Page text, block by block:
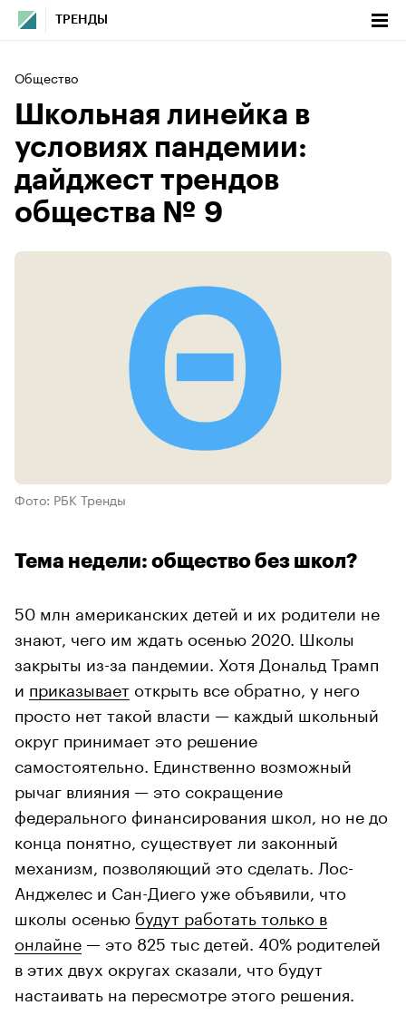
ТРЕНДЫ
Общество
Школьная линейка в
условиях пандемии:
дайджест трендов
общества № 9
Фото: РБК Тренды
Тема недели: общество без школ?
50 млн американских детей и их родители не
знают, чего им ждать осенью 2020. Школы
закрыты из-за пандемии. Хотя Дональд Трамп
и приказывает открыть все обратно, у него
просто нет такой власти — каждый школьный
округ принимает это решение
самостоятельно. Единственно возможный
рычаг влияния — это сокращение
федерального финансирования школ, но не до
конца понятно, существует ли законный
механизм, позволяющий это сделать. Лос-
Анджелес и Сан-Диего уже объявили, что
школы осенью будут работать только в
онлайне — это 825 тыс детей. 40% родителей
в этих двух округах сказали, что будут
настаивать на пересмотре этого решения.